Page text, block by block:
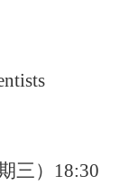
三） 18:30